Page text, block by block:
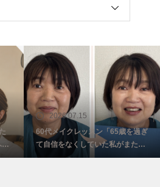
2026.07.15
60代メイクレッスン「65歳を過ぎ
て自信をなくしていた私がまた少
し前を向けました☺️埼玉・ふじみ